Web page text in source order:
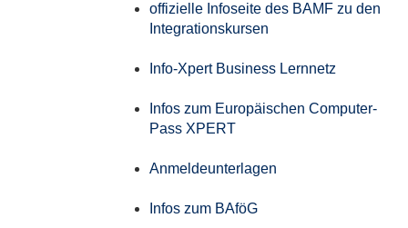
offizielle Infoseite des BAMF zu den
Integrationskursen
Info-Xpert Business Lernnetz
Infos zum Europäischen Computer-
Pass XPERT
Anmeldeunterlagen
Infos zum BAföG